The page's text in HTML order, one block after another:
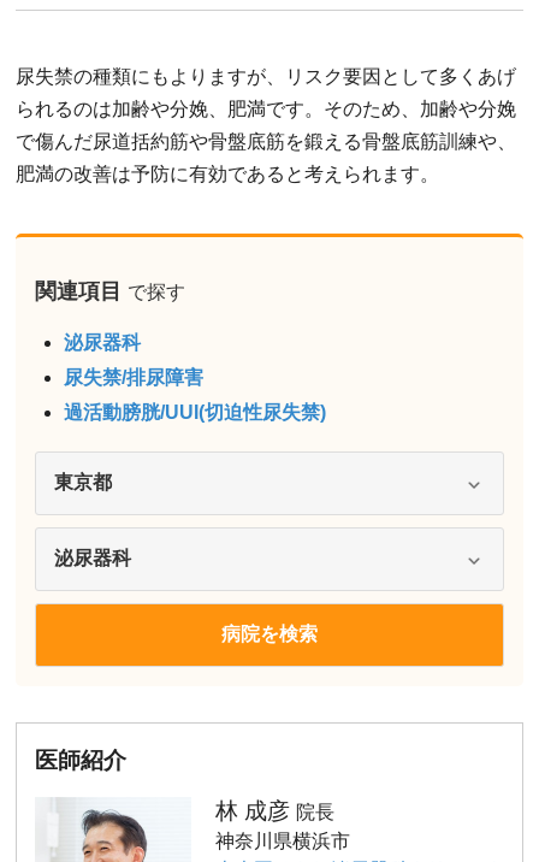
尿失禁の種類にもよりますが、リスク要因として多くあげ
られるのは加齢や分娩、肥満です。そのため、加齢や分娩
で傷んだ尿道括約筋や骨盤底筋を鍛える骨盤底筋訓練や、
肥満の改善は予防に有効であると考えられます。
関連項目 で探す
泌尿器科
尿失禁/排尿障害
過活動膀胱/UUI(切迫性尿失禁)
医師紹介
林 成彦 院長
神奈川県横浜市